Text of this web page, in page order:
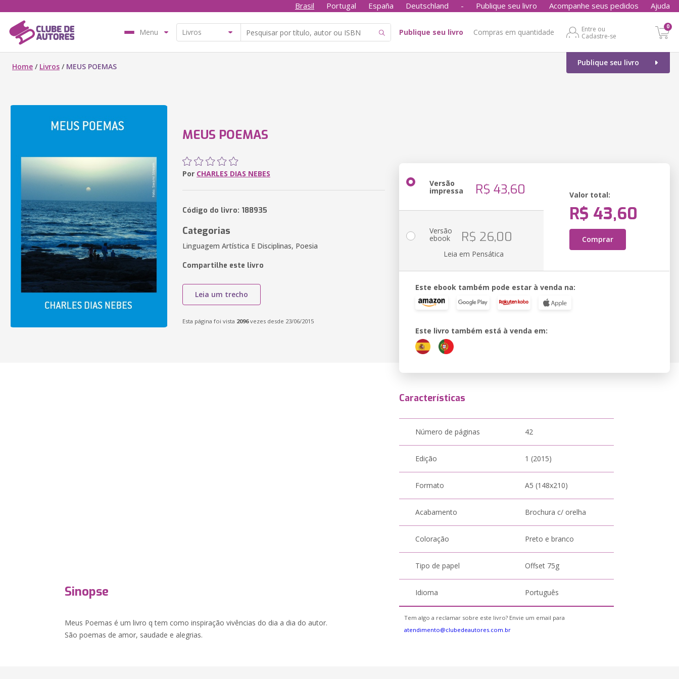
Brasil Portugal España Deutschland - Publique seu livro Acompanhe seus pedidos Ajuda
Menu Publique seu livro Compras em quantidade
Entre ou
Cadastre-se
0
Publique seu livro
Home / Livros / MEUS POEMAS
MEUS POEMAS
Por CHARLES DIAS NEBES
Código do livro: 188935
Categorias
Linguagem Artística E Disciplinas, Poesia
Compartilhe este livro
Leia um trecho
Esta página foi vista 2096vezes desde 23/06/2015
Versão
impressa R$ 43,60 Valor total:
R$ 43,60
Comprar
Versão
ebook R$ 26,00
Leia em Pensática
Este ebook também pode estar à venda na:
Este livro também está à venda em:
Sinopse
Meus Poemas é um livro q tem como inspiração vivências do dia a dia do autor.
São poemas de amor, saudade e alegrias.
Características
Número de páginas 42
Edição 1 (2015)
Formato A5 (148x210)
Acabamento Brochura c/ orelha
Coloração Preto e branco
Tipo de papel Offset 75g
Idioma Português
Tem algo a reclamar sobre este livro? Envie um email para
atendimento@clubedeautores.com.br